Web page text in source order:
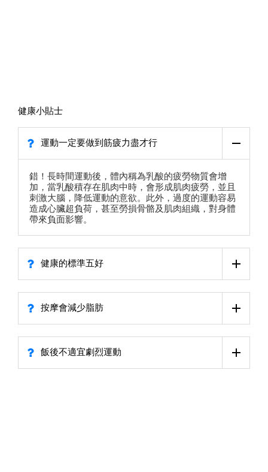
健康小貼士
運動一定要做到筋疲力盡才行
錯！長時間運動後，體內稱為乳酸的疲勞物質會增
加，當乳酸積存在肌肉中時，會形成肌肉疲勞，並且
刺激大腦，降低運動的意欲。此外，過度的運動容易
造成心臟超負荷，甚至勞損骨骼及肌肉組織，對身體
帶來負面影響。
健康的標準五好
按摩會減少脂肪
飯後不適宜劇烈運動